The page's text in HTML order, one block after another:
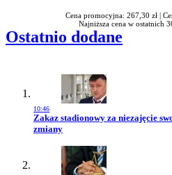
Cena promocyjna: 267,30 zł |
Najniższa cena w ostatnich
Ostatnio dodane
10:46
Przejdź do artykułu:
Zakaz stadionowy za niezajęcie
zmiany